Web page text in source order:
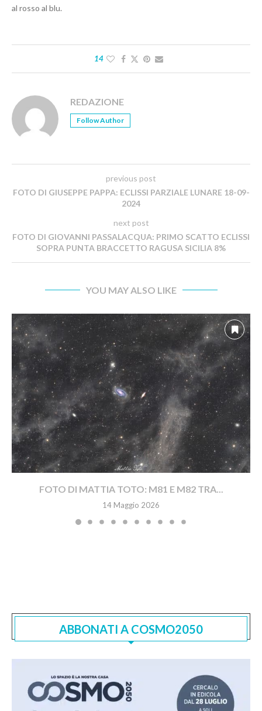
al rosso al blu.
14
REDAZIONE
Follow Author
previous post
FOTO DI GIUSEPPE PAPPA: ECLISSI PARZIALE LUNARE 18-09-
2024
next post
FOTO DI GIOVANNI PASSALACQUA: PRIMO SCATTO ECLISSI
SOPRA PUNTA BRACCETTO RAGUSA SICILIA 8%
YOU MAY ALSO LIKE
FOTO DI MATTIA TOTO: M81 E M82 TRA...
14 Maggio 2026
ABBONATI A COSMO2050